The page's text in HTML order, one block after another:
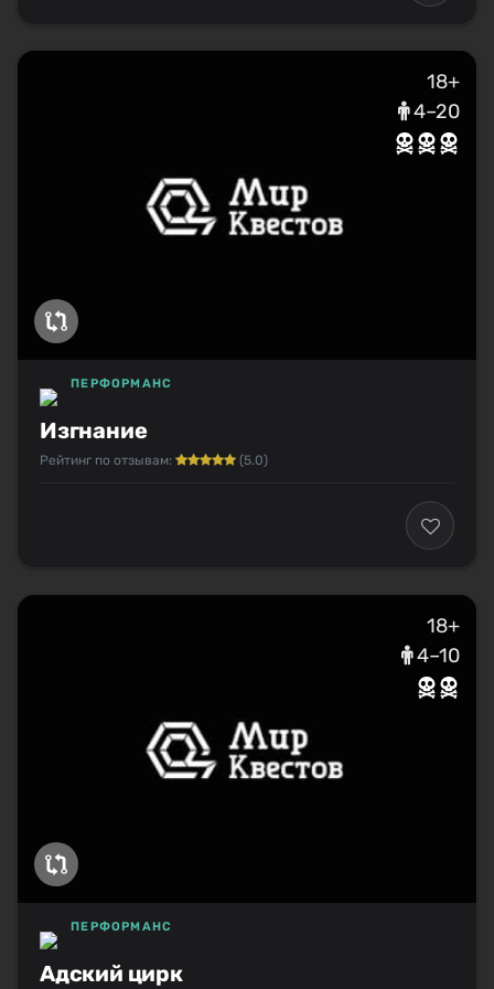
18+
4–20
Изгнание
ПЕРФОРМАНС
Рейтинг по отзывам: (5.0)
18+
4–10
Адский цирк
ПЕРФОРМАНС